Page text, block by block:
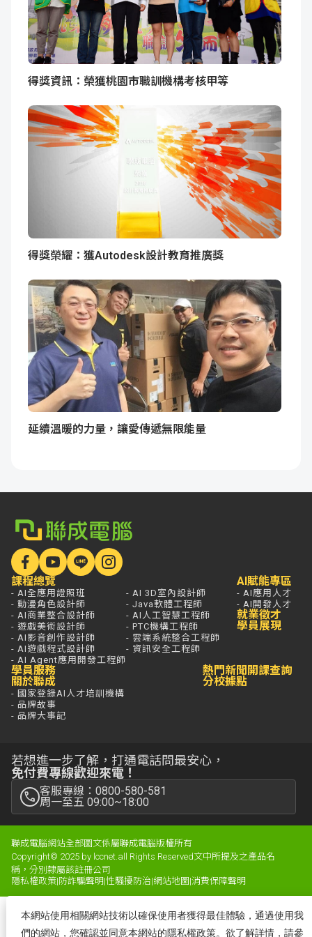
得獎資訊：榮獲桃園市職訓機構考核甲等
得獎榮耀：獲Autodesk設計教育推廣獎
延續溫暖的力量，讓愛傳遞無限能量
課程總覽
- AI全應用證照班
- 動漫角色設計師
- AI商業整合設計師
- 遊戲美術設計師
- AI影音創作設計師
- AI遊戲程式設計師
- AI Agent應用開發工程師
- AI 3D室內設計師
- Java軟體工程師
- AI人工智慧工程師
- PTC機構工程師
- 雲端系統整合工程師
- 資訊安全工程師
AI賦能專區
- AI應用人才
- AI開發人才
就業徵才
學員展現
學員服務
關於聯成
- 國家登錄AI人才培訓機構
- 品牌故事
- 品牌大事記
熱門新聞
分校據點
開課查詢
若想進一步了解，打通電話問最安心，
免付費專線歡迎來電！
客服專線：0800-580-581
周一至五 09:00~18:00
聯成電腦網站全部圖文係屬聯成電腦版權所有
Copyright© 2025 by lccnet.all Rights Reserved文中所提及之產品名
稱，分別隸屬該註冊公司
隱私權政策|防詐騙聲明|性騷擾防治|網站地圖 |消費保障聲明
本網站使用相關網站技術以確保使用者獲得最佳體驗，通過使用我
們的網站，您確認並同意本網站的隱私權政策。欲了解詳情，請參